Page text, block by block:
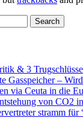
& 3 Trugschlüsse
Gasspeicher –
via Ceuta in die
von CO2
stramm